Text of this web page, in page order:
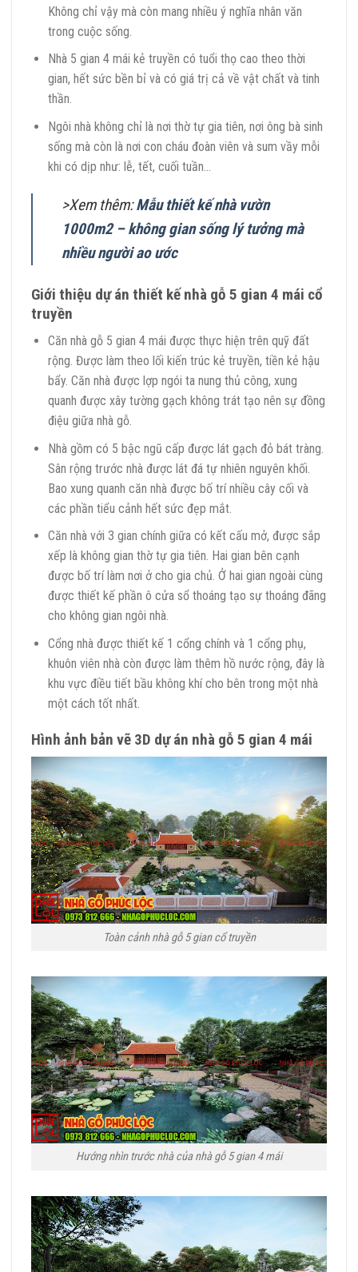
Không chỉ vậy mà còn mang nhiều ý nghĩa nhân văn
trong cuộc sống.
Nhà 5 gian 4 mái kẻ truyền có tuổi thọ cao theo thời
gian, hết sức bền bỉ và có giá trị cả về vật chất và tinh
thần.
Ngôi nhà không chỉ là nơi thờ tự gia tiên, nơi ông bà sinh
sống mà còn là nơi con cháu đoàn viên và sum vầy mỗi
khi có dịp như: lễ, tết, cuối tuần…
>Xem thêm:Mẫu thiết kế nhà vườn
1000m2 – không gian sống lý tưởng mà
nhiều người ao ước
Giới thiệu dự án thiết kế nhà gỗ 5 gian 4 mái cổ
truyền
Căn nhà gỗ 5 gian 4 mái được thực hiện trên quỹ đất
rộng. Được làm theo lối kiến trúc kẻ truyền, tiền kẻ hậu
bẩy. Căn nhà được lợp ngói ta nung thủ công, xung
quanh được xây tường gạch không trát tạo nên sự đồng
điệu giữa nhà gỗ.
Nhà gồm có 5 bậc ngũ cấp được lát gạch đỏ bát tràng.
Sân rộng trước nhà được lát đá tự nhiên nguyên khối.
Bao xung quanh căn nhà được bố trí nhiều cây cối và
các phần tiểu cảnh hết sức đẹp mắt.
Căn nhà với 3 gian chính giữa có kết cấu mở, được sắp
xếp là không gian thờ tự gia tiên. Hai gian bên cạnh
được bố trí làm nơi ở cho gia chủ. Ở hai gian ngoài cùng
được thiết kế phần ô cửa sổ thoáng tạo sự thoáng đãng
cho không gian ngôi nhà.
Cổng nhà được thiết kế 1 cổng chính và 1 cổng phụ,
khuôn viên nhà còn được làm thêm hồ nước rộng, đây là
khu vực điều tiết bầu không khí cho bên trong một nhà
một cách tốt nhất.
Hình ảnh bản vẽ 3D dự án nhà gỗ 5 gian 4 mái
Toàn cảnh nhà gỗ 5 gian cổ truyền
Hướng nhìn trước nhà của nhà gỗ 5 gian 4 mái